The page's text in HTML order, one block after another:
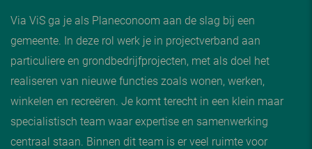
Via ViS ga je als Planeconoom aan de slag bij een
gemeente. In deze rol werk je in projectverband aan
particuliere en grondbedrijfprojecten, met als doel het
realiseren van nieuwe functies zoals wonen, werken,
winkelen en recreëren. Je komt terecht in een klein maar
specialistisch team waar expertise en samenwerking
centraal staan. Binnen dit team is er veel ruimte voor